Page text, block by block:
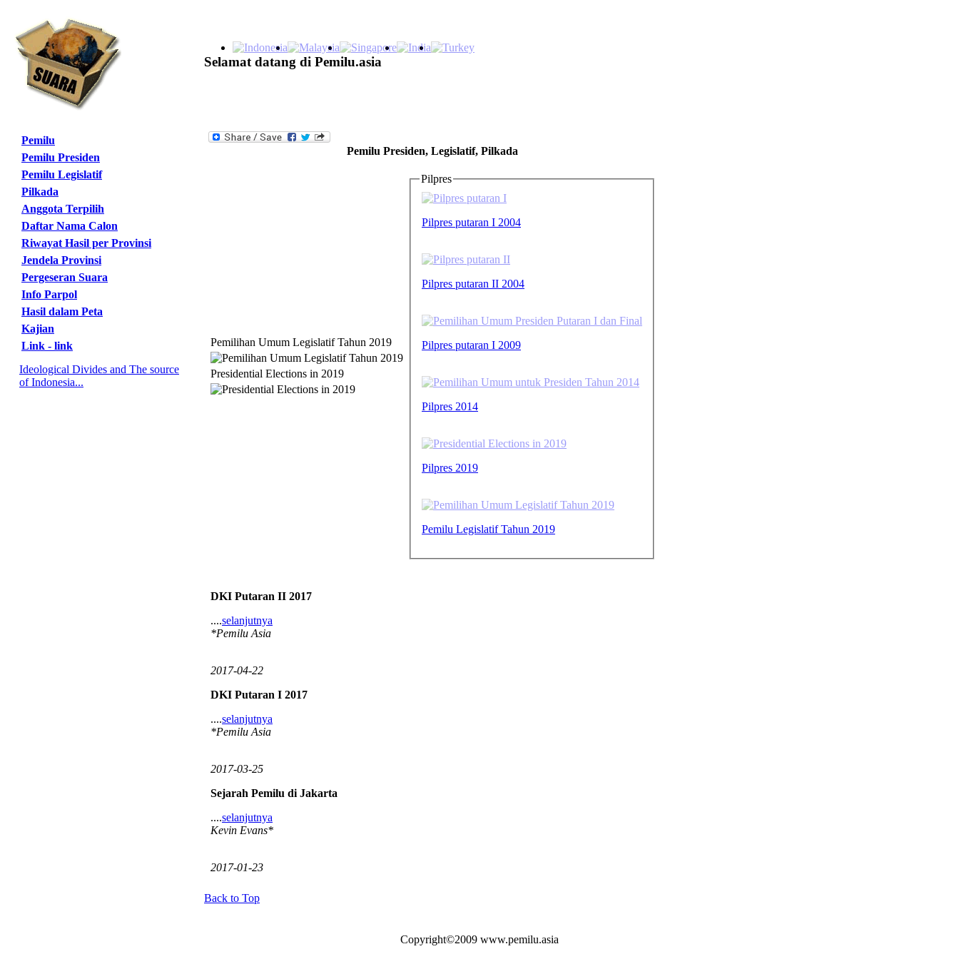
Selamat datang di Pemilu.asia
Pemilu
Pemilu Presiden
Pemilu Legislatif
Pilkada
Anggota Terpilih
Daftar Nama Calon
Riwayat Hasil per Provinsi
Jendela Provinsi
Pergeseran Suara
Info Parpol
Hasil dalam Peta
Kajian
Link - link
Ideological Divides and The source
of Indonesia...
Pemilu Presiden, Legislatif, Pilkada
Pemilihan Umum Legislatif Tahun 2019
Presidential Elections in 2019
Pilpres
Pilpres putaran I 2004
Pilpres putaran II 2004
Pilpres putaran I 2009
Pilpres 2014
Pilpres 2019
Pemilu Legislatif Tahun 2019
DKI Putaran II 2017
....selanjutnya
*Pemilu Asia
2017-04-22
DKI Putaran I 2017
....selanjutnya
*Pemilu Asia
2017-03-25
Sejarah Pemilu di Jakarta
....selanjutnya
Kevin Evans*
2017-01-23
Back to Top
Copyright©2009 www.pemilu.asia